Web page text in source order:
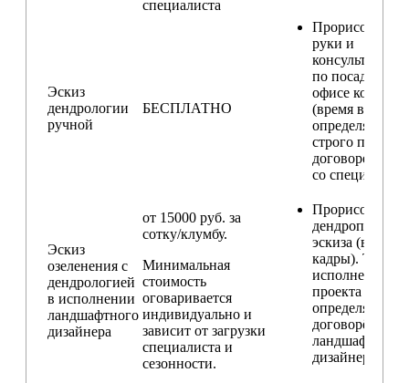
специалиста
Эскиз
дендрологии
ручной
БЕСПЛАТНО
Прорисовка от
руки и
по посадкам в
офисе
(время встречи
определяется
строго по
со
Эскиз
озеленения с
дендрологией
в исполнении
ландшафтного
дизайнера
от 15000 руб. за
сотку/клумбу.
Минимальная
стоимость
оговаривается
индивидуально и
зависит от загрузки
специалиста и
сезонности.
Прорисовка
дендроплана и
эскиза
кадры).
исполнения
проекта
определяется
ландшафтным
дизайнером